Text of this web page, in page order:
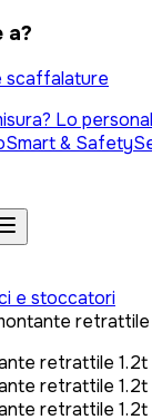
a?
scaffalature
Lo
Smart & Safety
e stoccatori
retrattile